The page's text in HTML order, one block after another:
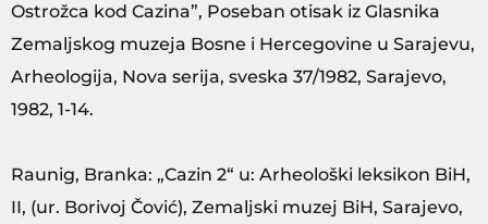
Ostrožca kod Cazina”, Poseban otisak iz Glasnika
Zemaljskog muzeja Bosne i Hercegovine u Sarajevu,
Arheologija, Nova serija, sveska 37/1982, Sarajevo,
1982, 1-14.
Raunig, Branka: „Cazin 2“ u: Arheološki leksikon BiH,
II, (ur. Borivoj Čović), Zemaljski muzej BiH, Sarajevo,